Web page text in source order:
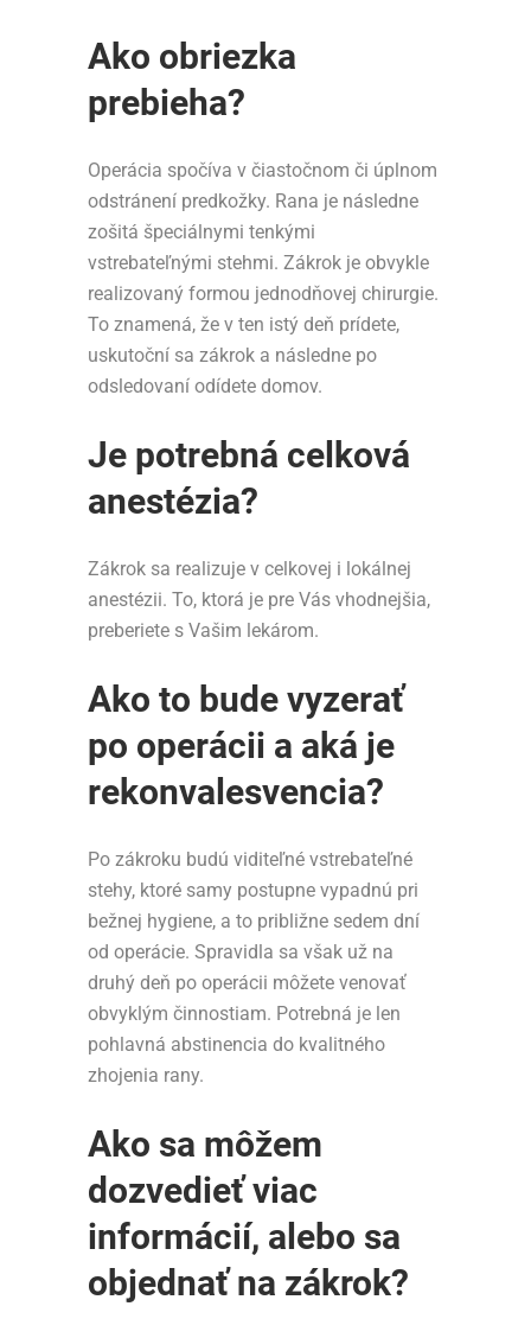
Ako obriezka
prebieha?
Operácia spočíva v čiastočnom či úplnom
odstránení predkožky. Rana je následne
zošitá špeciálnymi tenkými
vstrebateľnými stehmi. Zákrok je obvykle
realizovaný formou jednodňovej chirurgie.
To znamená, že v ten istý deň prídete,
uskutoční sa zákrok a následne po
odsledovaní odídete domov.
Je potrebná celková
anestézia?
Zákrok sa realizuje v celkovej i lokálnej
anestézii. To, ktorá je pre Vás vhodnejšia,
preberiete s Vašim lekárom.
Ako to bude vyzerať
po operácii a aká je
rekonvalesvencia?
Po zákroku budú viditeľné vstrebateľné
stehy, ktoré samy postupne vypadnú pri
bežnej hygiene, a to približne sedem dní
od operácie. Spravidla sa však už na
druhý deň po operácii môžete venovať
obvyklým činnostiam. Potrebná je len
pohlavná abstinencia do kvalitného
zhojenia rany.
Ako sa môžem
dozvedieť viac
informácií, alebo sa
objednať na zákrok?